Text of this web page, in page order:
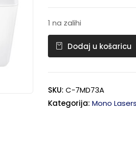
1 na zalihi
Dodaj u košaricu
SKU: C-7MD73A
Kategorija: Mono